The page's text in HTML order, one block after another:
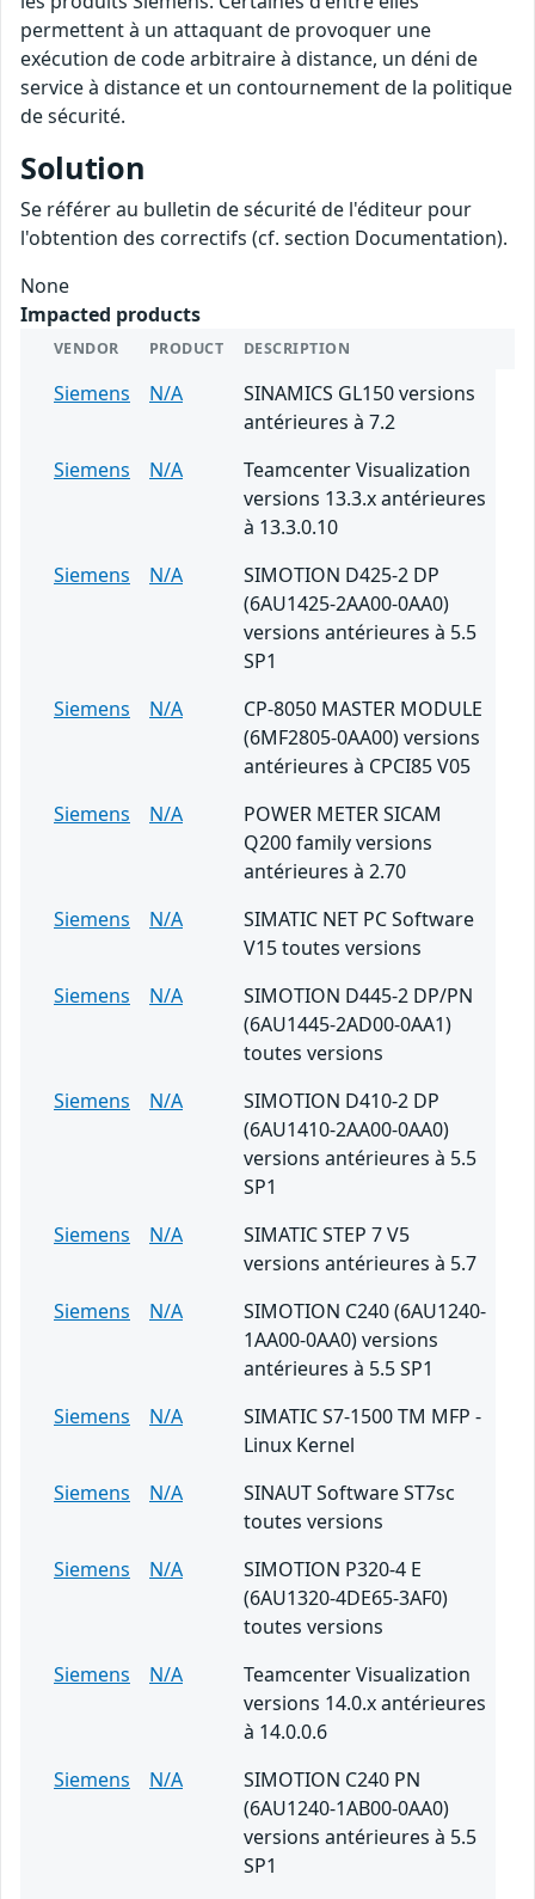
permettent à un attaquant de provoquer une
exécution de code arbitraire à distance, un déni de
service à distance et un contournement de la politique
de sécurité.
Solution
Se référer au bulletin de sécurité de l'éditeur pour
l'obtention des correctifs (cf. section Documentation).
None
Impacted products
VENDOR PRODUCT DESCRIPTION
Siemens N/A
SINAMICS GL150 versions
antérieures à 7.2
Siemens
N/A
Teamcenter Visualization
versions 13.3.x antérieures
à 13.3.0.10
Siemens
N/A
SIMOTION D425-2 DP
(6AU1425-2AA00-0AA0)
versions antérieures à 5.5
SP1
Siemens
N/A
CP-8050 MASTER MODULE
(6MF2805-0AA00) versions
antérieures à CPCI85 V05
Siemens
N/A
POWER METER SICAM
Q200 family versions
antérieures à 2.70
Siemens
N/A
SIMATIC NET PC Software
V15 toutes versions
Siemens
N/A
SIMOTION D445-2 DP/PN
(6AU1445-2AD00-0AA1)
toutes versions
Siemens
N/A
SIMOTION D410-2 DP
(6AU1410-2AA00-0AA0)
versions antérieures à 5.5
SP1
Siemens
N/A
SIMATIC STEP 7 V5
versions antérieures à 5.7
Siemens
N/A
SIMOTION C240 (6AU1240-
1AA00-0AA0) versions
antérieures à 5.5 SP1
Siemens
N/A
SIMATIC S7-1500 TM MFP -
Linux Kernel
Siemens
N/A
SINAUT Software ST7sc
toutes versions
Siemens
N/A
SIMOTION P320-4 E
(6AU1320-4DE65-3AF0)
toutes versions
Siemens
N/A
Teamcenter Visualization
versions 14.0.x antérieures
à 14.0.0.6
Siemens
N/A
SIMOTION C240 PN
(6AU1240-1AB00-0AA0)
versions antérieures à 5.5
SP1